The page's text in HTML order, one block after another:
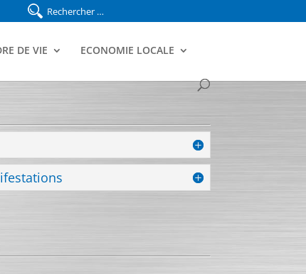
DE VIE ECONOMIE LOCALE